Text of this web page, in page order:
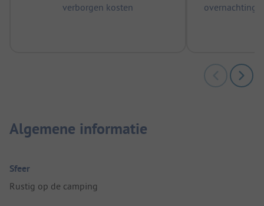
verborgen kosten
Algemene informatie
Sfeer
Rustig op de camping